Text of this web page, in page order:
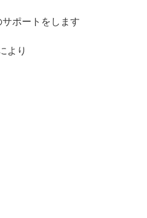
ポートをします
より